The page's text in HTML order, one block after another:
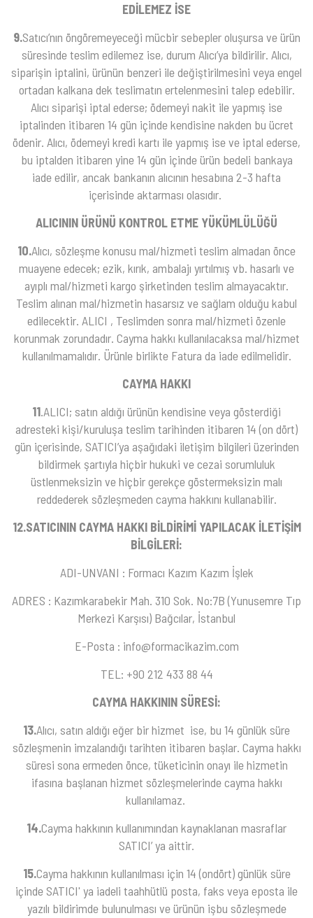
EDİLEMEZ İSE
9.Satıcı’nın öngöremeyeceği mücbir sebepler oluşursa ve ürün
süresinde teslim edilemez ise, durum Alıcı’ya bildirilir. Alıcı,
siparişin iptalini, ürünün benzeri ile değiştirilmesini veya engel
ortadan kalkana dek teslimatın ertelenmesini talep edebilir.
Alıcı siparişi iptal ederse; ödemeyi nakit ile yapmış ise
iptalinden itibaren 14 gün içinde kendisine nakden bu ücret
ödenir. Alıcı, ödemeyi kredi kartı ile yapmış ise ve iptal ederse,
bu iptalden itibaren yine 14 gün içinde ürün bedeli bankaya
iade edilir, ancak bankanın alıcının hesabına 2-3 hafta
içerisinde aktarması olasıdır.
ALICININ ÜRÜNÜ KONTROL ETME YÜKÜMLÜLÜĞÜ
10.Alıcı, sözleşme konusu mal/hizmeti teslim almadan önce
muayene edecek; ezik, kırık, ambalajı yırtılmış vb. hasarlı ve
ayıplı mal/hizmeti kargo şirketinden teslim almayacaktır.
Teslim alınan mal/hizmetin hasarsız ve sağlam olduğu kabul
edilecektir. ALICI , Teslimden sonra mal/hizmeti özenle
korunmak zorundadır. Cayma hakkı kullanılacaksa mal/hizmet
kullanılmamalıdır. Ürünle birlikte Fatura da iade edilmelidir.
CAYMA HAKKI
11.ALICI; satın aldığı ürünün kendisine veya gösterdiği
adresteki kişi/kuruluşa teslim tarihinden itibaren 14 (on dört)
gün içerisinde, SATICI’ya aşağıdaki iletişim bilgileri üzerinden
bildirmek şartıyla hiçbir hukuki ve cezai sorumluluk
üstlenmeksizin ve hiçbir gerekçe göstermeksizin malı
reddederek sözleşmeden cayma hakkını kullanabilir.
12.SATICININ CAYMA HAKKI BİLDİRİMİ YAPILACAK İLETİŞİM
BİLGİLERİ:
ADI-UNVANI : Formacı Kazım Kazım İşlek
ADRES : Kazımkarabekir Mah. 310 Sok. No:7B (Yunusemre Tıp
Merkezi Karşısı) Bağcılar, İstanbul
E-Posta : info@formacikazim.com
TEL: +90 212 433 88 44
CAYMA HAKKININ SÜRESİ:
13.Alıcı, satın aldığı eğer bir hizmet ise, bu 14 günlük süre
sözleşmenin imzalandığı tarihten itibaren başlar. Cayma hakkı
süresi sona ermeden önce, tüketicinin onayı ile hizmetin
ifasına başlanan hizmet sözleşmelerinde cayma hakkı
kullanılamaz.
14.Cayma hakkının kullanımından kaynaklanan masraflar
SATICI’ ya aittir.
15.Cayma hakkının kullanılması için 14 (ondört) günlük süre
içinde SATICI' ya iadeli taahhütlü posta, faks veya eposta ile
yazılı bildirimde bulunulması ve ürünün işbu sözleşmede